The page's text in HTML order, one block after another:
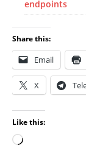
endpoints
Share this:
Email
X
Like this: